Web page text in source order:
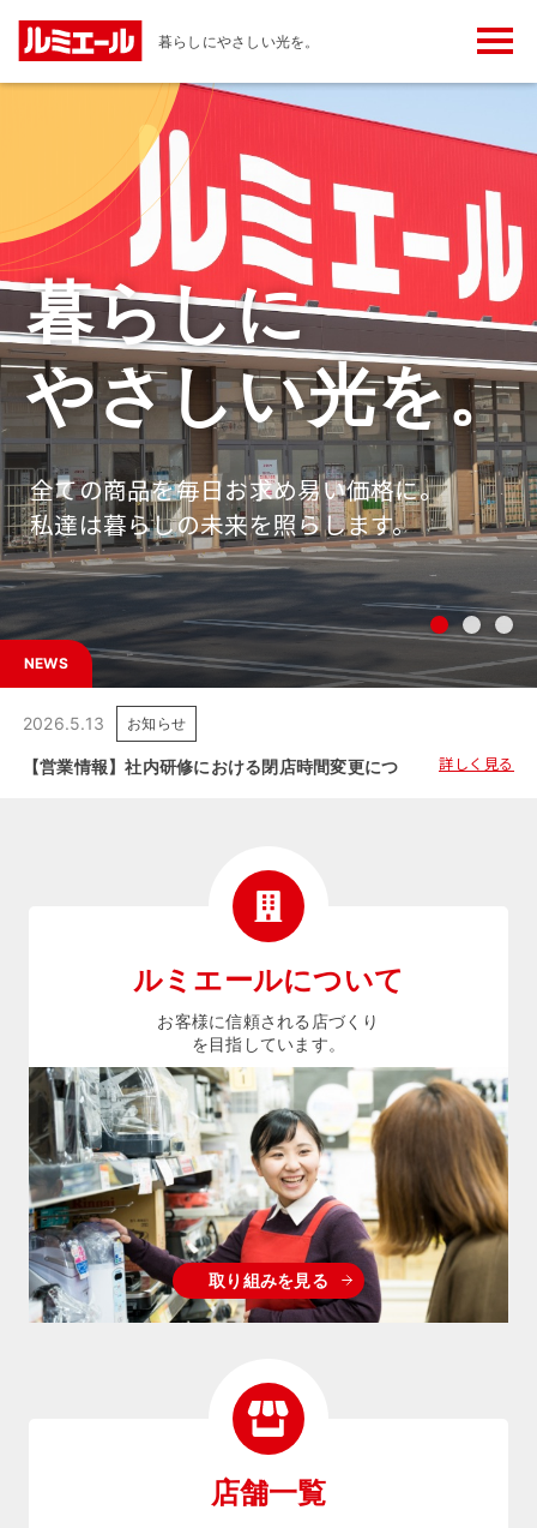
暮らしにやさしい光を。
メ
ニ
ー
ン
暮らしに
やさしい光を。
全ての商品を毎日お求め易い価格に。
私達は暮らしの未来を照らします。
NEWS
2026.5.13 お知らせ
【営業情報】社内研修における閉店時間変更につきましてのご案内
詳しく見る
ルミエールについて
お客様に信頼される店づくり
を目指しています。
取り組みを見る
店舗一覧